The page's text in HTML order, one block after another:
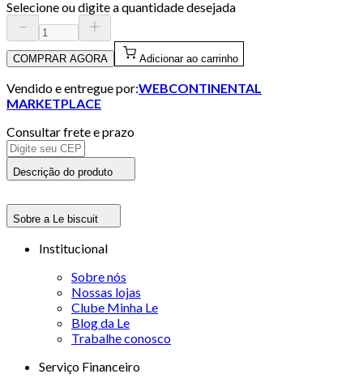
Selecione ou digite a quantidade desejada
COMPRAR AGORA Adicionar ao carrinho
Vendido e entregue por:WEBCONTINENTAL
MARKETPLACE
Consultar frete e prazo
Descrição do produto
Sobre a Le biscuit
Institucional
Sobre nós
Nossas lojas
Clube Minha Le
Blog da Le
Trabalhe conosco
Serviço Financeiro